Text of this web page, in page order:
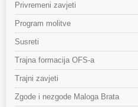
Privremeni zavjeti
Program molitve
Susreti
Trajna formacija OFS-a
Trajni zavjeti
Zgode i nezgode Maloga Brata